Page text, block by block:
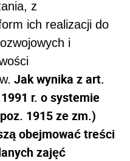
z
ich realizacji do
i
Jak wynika z art.
r. o systemie
1915 ze zm.)
obejmować treści
zajęć